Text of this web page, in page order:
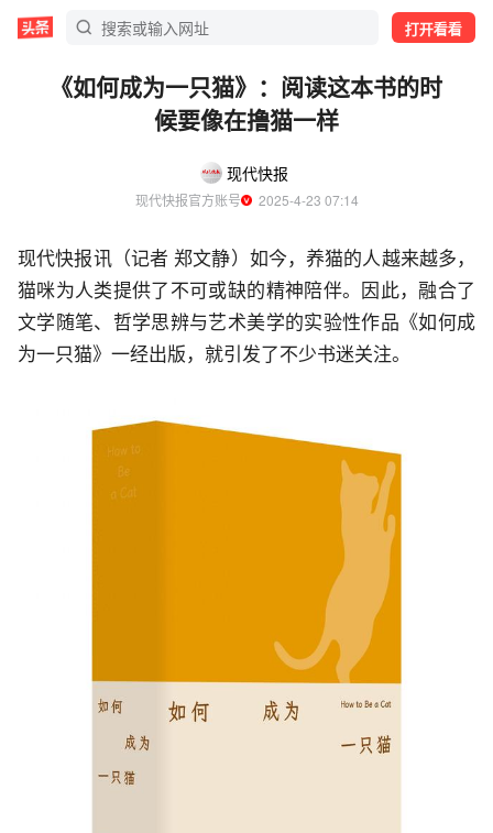
打开看看
《如何成为一只猫》：阅读这本书的时
候要像在撸猫一样
现代快报
现代快报官方账号
  2025-4-23 07:14
现代快报讯（记者 郑文静）如今，养猫的人越来越多，
猫咪为人类提供了不可或缺的精神陪伴。因此，融合了
文学随笔、哲学思辨与艺术美学的实验性作品《如何成
为一只猫》一经出版，就引发了不少书迷关注。